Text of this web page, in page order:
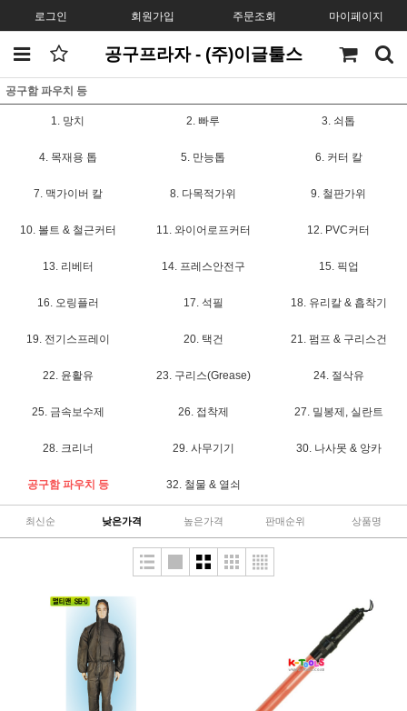
로그인 회원가입 주문조회 마이페이지
공구프라자 - (주)이글툴스
공구함 파우치 등
1. 망치 2. 빠루 3. 쇠톱
4. 목재용 톱 5. 만능톱 6. 커터 칼
7. 맥가이버 칼 8. 다목적가위 9. 철판가위
10. 볼트 & 철근커터 11. 와이어로프커터 12. PVC커터
13. 리베터 14. 프레스안전구 15. 픽업
16. 오링플러 17. 석필 18. 유리칼 & 흡착기
19. 전기스프레이 20. 택건 21. 펌프 & 구리스건
22. 윤활유 23. 구리스(Grease) 24. 절삭유
25. 금속보수제 26. 접착제 27. 밀봉제, 실란트
28. 크리너 29. 사무기기 30. 나사못 & 앙카
공구함 파우치 등 32. 철물 & 열쇠
최신순 낮은가격 높은가격 판매순위 상품명